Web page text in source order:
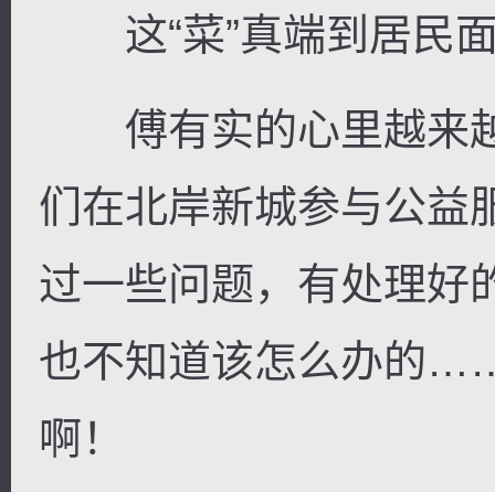
这“菜”真端到居民面
傅有实的心里越来
们在北岸新城参与公益
过一些问题，有处理好
也不知道该怎么办的
啊！